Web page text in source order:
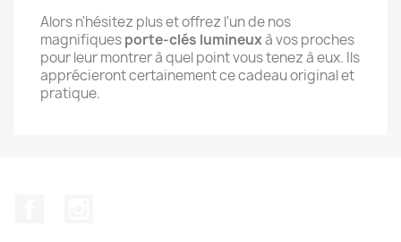
Alors n'hésitez plus et offrez l'un de nos
magnifiquesporte-clés lumineuxà vos proches
pour leur montrer à quel point vous tenez à eux. Ils
apprécieront certainement ce cadeau original et
pratique.